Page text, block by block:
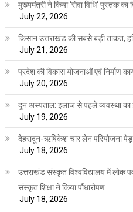
मुख्यमंत्री ने किया ‘सेवा विधि‘ पुस्तक का
July 22, 2026
किसान उत्तराखंड की सबसे बड़ी ताकत,
July 21, 2026
प्रदेश की विकास योजनाओं एवं निर्माण
July 20, 2026
दून अस्पताल: इलाज से पहले व्यवस्था का
July 19, 2026
देहरादून-ऋषिकेश चार लेन परियोजना पेड़
July 18, 2026
उत्तराखंड संस्कृत विश्वविद्यालय में लोक
संस्कृत शिक्षा ने किया पौंधारोपण
July 18, 2026